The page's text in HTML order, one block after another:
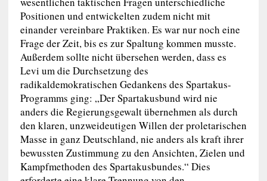
Positionen und entwickelten zudem nicht mit
einander vereinbare Praktiken. Es war nur noch eine
Frage der Zeit, bis es zur Spaltung kommen musste.
Außerdem sollte nicht übersehen werden, dass es
Levi um die Durchsetzung des
radikaldemokratischen Gedankens des Spartakus-
Programms ging: „Der Spartakusbund wird nie
anders die Regierungsgewalt übernehmen als durch
den klaren, unzweideutigen Willen der proletarischen
Masse in ganz Deutschland, nie anders als kraft ihrer
bewussten Zustimmung zu den Ansichten, Zielen und
Kampfmethoden des Spartakusbundes.“ Dies